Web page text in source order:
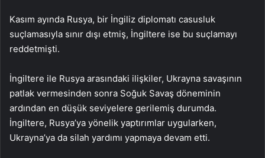
Kasım ayında Rusya, bir İngiliz diplomatı casusluk
suçlamasıyla sınır dışı etmiş, İngiltere ise bu suçlamayı
reddetmişti.
İngiltere ile Rusya arasındaki ilişkiler, Ukrayna savaşının
patlak vermesinden sonra Soğuk Savaş döneminin
ardından en düşük seviyelere gerilemiş durumda.
İngiltere, Rusya’ya yönelik yaptırımlar uygularken,
Ukrayna’ya da silah yardımı yapmaya devam etti.